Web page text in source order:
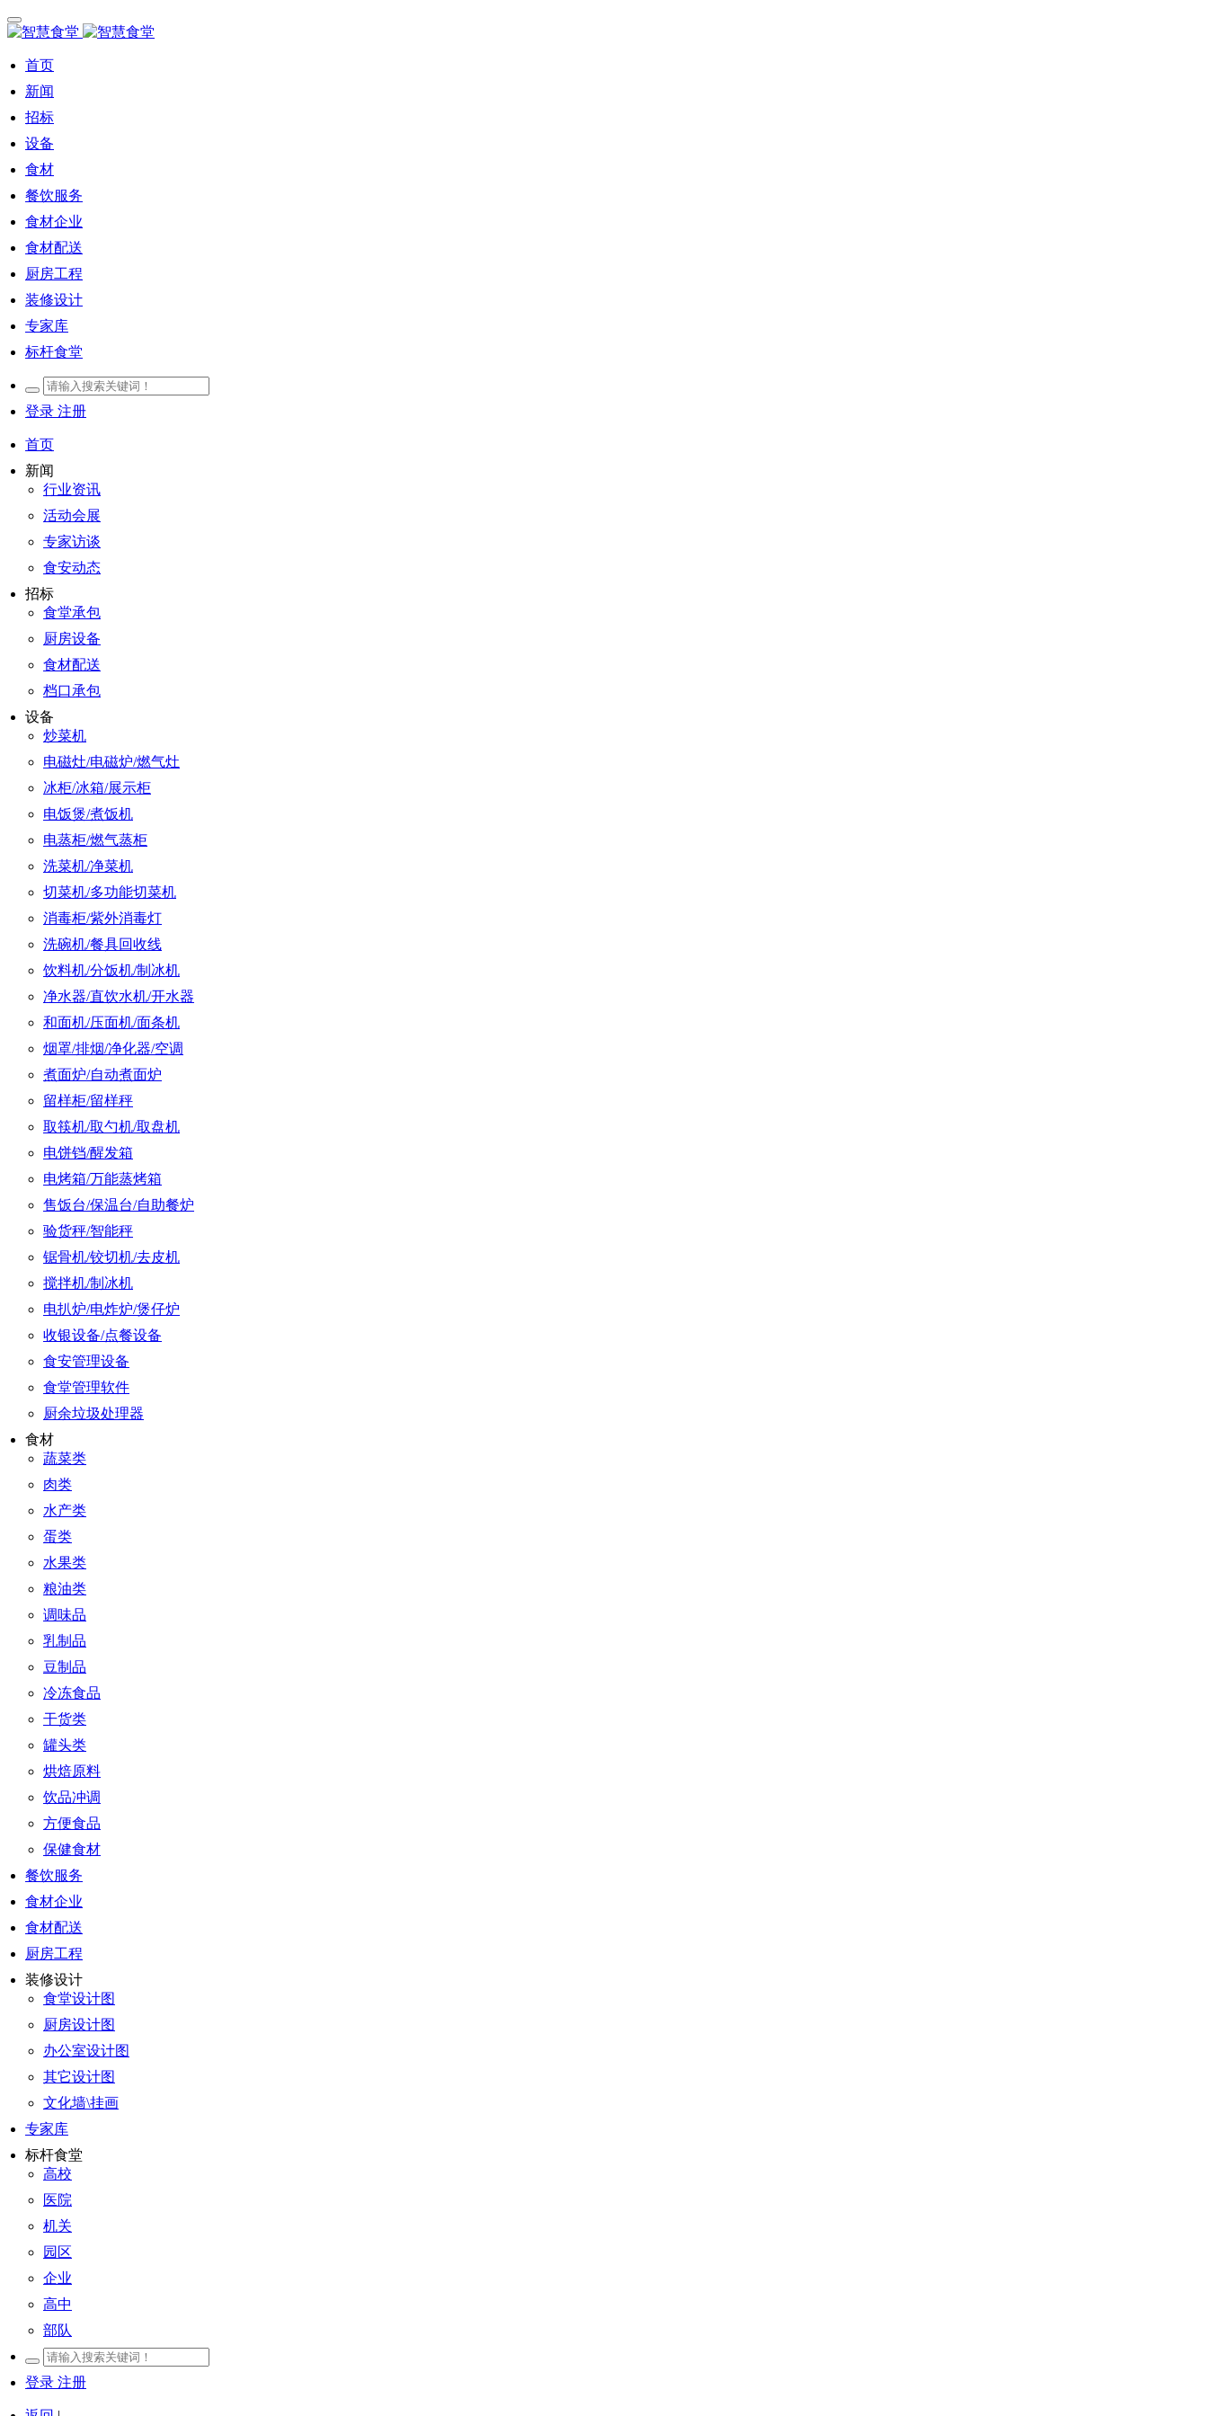
首页
新闻
招标
设备
食材
餐饮服务
食材企业
食材配送
厨房工程
装修设计
专家库
标杆食堂
登录 注册
首页
新闻
行业资讯
活动会展
专家访谈
食安动态
招标
食堂承包
厨房设备
食材配送
档口承包
设备
炒菜机
电磁灶/电磁炉/燃气灶
冰柜/冰箱/展示柜
电饭煲/煮饭机
电蒸柜/燃气蒸柜
洗菜机/净菜机
切菜机/多功能切菜机
消毒柜/紫外消毒灯
洗碗机/餐具回收线
饮料机/分饭机/制冰机
净水器/直饮水机/开水器
和面机/压面机/面条机
烟罩/排烟/净化器/空调
煮面炉/自动煮面炉
留样柜/留样秤
取筷机/取勺机/取盘机
电饼铛/醒发箱
电烤箱/万能蒸烤箱
售饭台/保温台/自助餐炉
验货秤/智能秤
锯骨机/铰切机/去皮机
搅拌机/制冰机
电扒炉/电炸炉/煲仔炉
收银设备/点餐设备
食安管理设备
食堂管理软件
厨余垃圾处理器
食材
蔬菜类
肉类
水产类
蛋类
水果类
粮油类
调味品
乳制品
豆制品
冷冻食品
干货类
罐头类
烘焙原料
饮品冲调
方便食品
保健食材
餐饮服务
食材企业
食材配送
厨房工程
装修设计
食堂设计图
厨房设计图
办公室设计图
其它设计图
文化墙\挂画
专家库
标杆食堂
高校
医院
机关
园区
企业
高中
部队
登录 注册